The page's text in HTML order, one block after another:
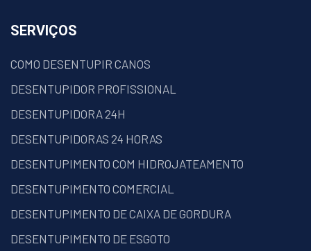
SERVIÇOS
COMO DESENTUPIR CANOS
DESENTUPIDOR PROFISSIONAL
DESENTUPIDORA 24H
DESENTUPIDORAS 24 HORAS
DESENTUPIMENTO COM HIDROJATEAMENTO
DESENTUPIMENTO COMERCIAL
DESENTUPIMENTO DE CAIXA DE GORDURA
DESENTUPIMENTO DE ESGOTO